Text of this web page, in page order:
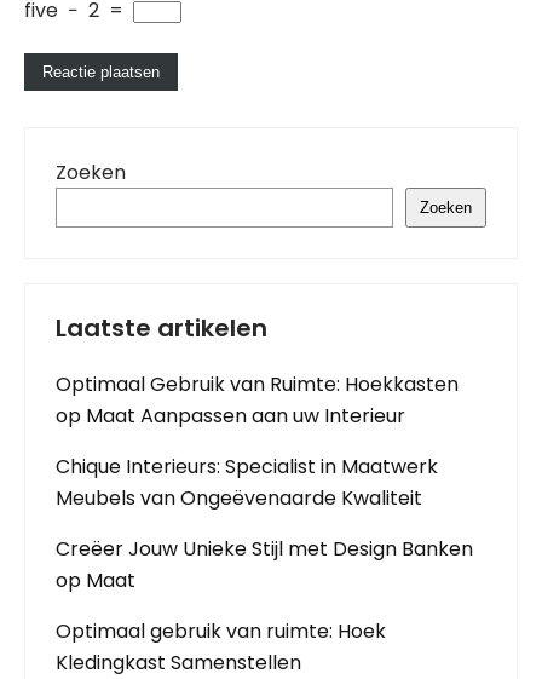
five − 2 =
Zoeken
Zoeken
Laatste artikelen
Optimaal Gebruik van Ruimte: Hoekkasten
op Maat Aanpassen aan uw Interieur
Chique Interieurs: Specialist in Maatwerk
Meubels van Ongeëvenaarde Kwaliteit
Creëer Jouw Unieke Stijl met Design Banken
op Maat
Optimaal gebruik van ruimte: Hoek
Kledingkast Samenstellen